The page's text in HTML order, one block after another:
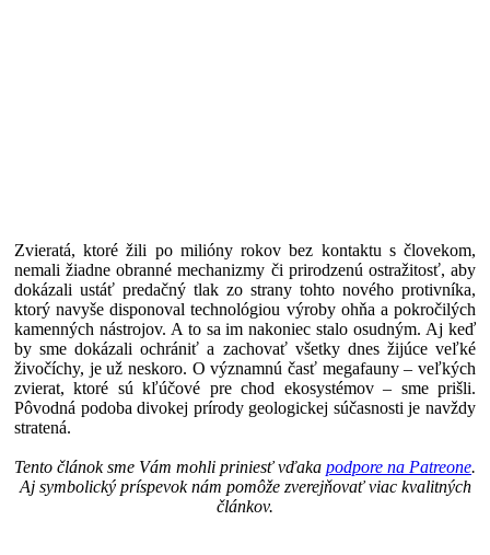
Zvieratá, ktoré žili po milióny rokov bez kontaktu s človekom,
nemali žiadne obranné mechanizmy či prirodzenú ostražitosť, aby
dokázali ustáť predačný tlak zo strany tohto nového protivníka,
ktorý navyše disponoval technológiou výroby ohňa a pokročilých
kamenných nástrojov. A to sa im nakoniec stalo osudným. Aj keď
by sme dokázali ochrániť a zachovať všetky dnes žijúce veľké
živočíchy, je už neskoro. O významnú časť megafauny – veľkých
zvierat, ktoré sú kľúčové pre chod ekosystémov – sme prišli.
Pôvodná podoba divokej prírody geologickej súčasnosti je navždy
stratená.
Tento článok sme Vám mohli priniesť vďaka podpore na Patreone.
Aj symbolický príspevok nám pomôže zverejňovať viac kvalitných
článkov.